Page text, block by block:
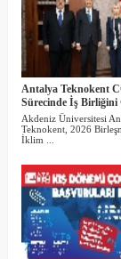
Antalya Teknokent
Sürecinde İş Birliğini
Akdeniz Üniversitesi
Teknokent, 2026
İklim ...